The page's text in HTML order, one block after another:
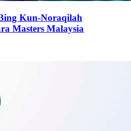
Kun-Noraqilah
Masters Malaysia